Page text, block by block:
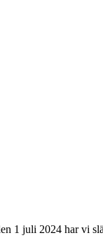
1 juli 2024 har vi